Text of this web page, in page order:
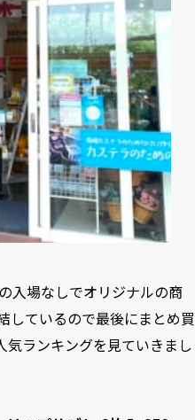
【カステラの城】
ラ 0.5号6カット 1,100円」
華琴 5カット 1,500円」
「珈琲牛乳カステラ 1,300円」
ン／チーズ 0.25号 各540円」
袋入 1,400円」
買える！【九州の城】
」
円」
ステンボスが一番！【ディッ
「フラワーナインチェ」シリーズ
カントリーナインチェ」シリーズ
」
ー 1,400円」
入場なしでオリジナルの商
しているので最後にまとめ買
気ランキングを見ていきまし